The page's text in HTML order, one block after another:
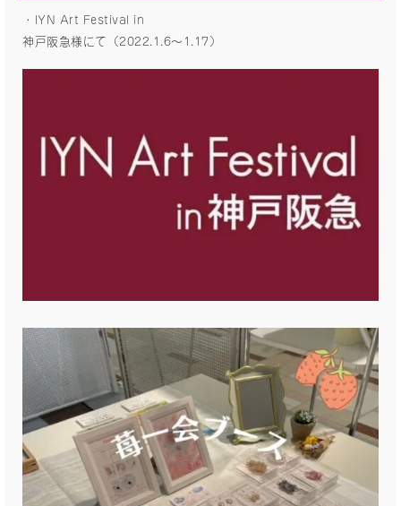
・IYN Art Festival in
神戸阪急様にて（2022.1.6〜1.17）